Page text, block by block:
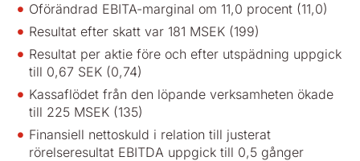
Oförändrad EBITA-marginal om 11,0 procent (11,0)
Resultat efter skatt var 181 MSEK (199)
Resultat per aktie före och efter utspädning uppgick
till 0,67 SEK (0,74)
Kassaflödet från den löpande verksamheten ökade
till 225 MSEK (135)
Finansiell nettoskuld i relation till justerat
rörelseresultat EBITDA uppgick till 0,5 gånger